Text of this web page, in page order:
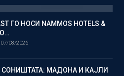
ГО НОСИ NAMMOS HOTELS &
07/08/2026
МАДОНА И КАЈЛИ